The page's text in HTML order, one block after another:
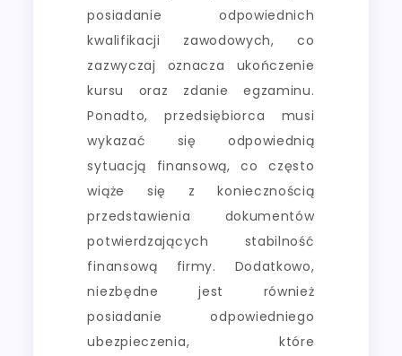
posiadanie odpowiednich
kwalifikacji zawodowych, co
zazwyczaj oznacza ukończenie
kursu oraz zdanie egzaminu.
Ponadto, przedsiębiorca musi
wykazać się odpowiednią
sytuacją finansową, co często
wiąże się z koniecznością
przedstawienia dokumentów
potwierdzających stabilność
finansową firmy. Dodatkowo,
niezbędne jest również
posiadanie odpowiedniego
ubezpieczenia, które